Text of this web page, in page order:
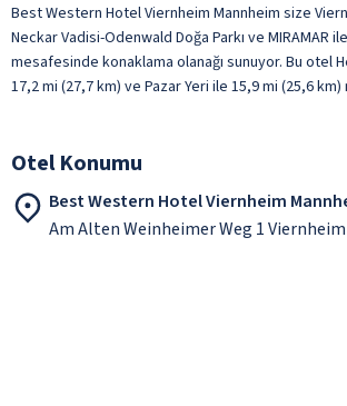
Best Western Hotel Viernheim Mannheim size
Neckar Vadisi-Odenwald Doğa Parkı ve MIRAMAR
mesafesinde konaklama olanağı sunuyor. Bu otel
17,2 mi (27,7 km) ve Pazar Yeri ile 15,9 mi (25,6
Otel Konumu
Best Western Hotel Viernheim
Am Alten Weinheimer Weg 1 Viernheim